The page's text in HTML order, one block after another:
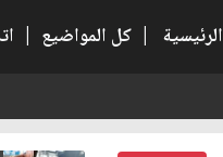
الرئيسية | كل المواضيع |